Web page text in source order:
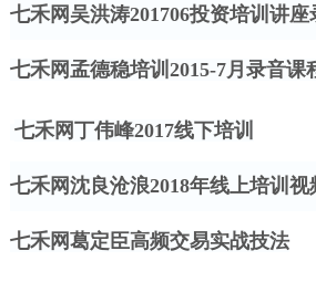
七禾网吴洪涛201706投资培训讲座
七禾网孟德稳培训 2015-7月录音课
七禾网丁伟峰2017线下培训
七禾网沈良沧浪2018年线上培训视
七禾网葛定臣高频交易实战技法